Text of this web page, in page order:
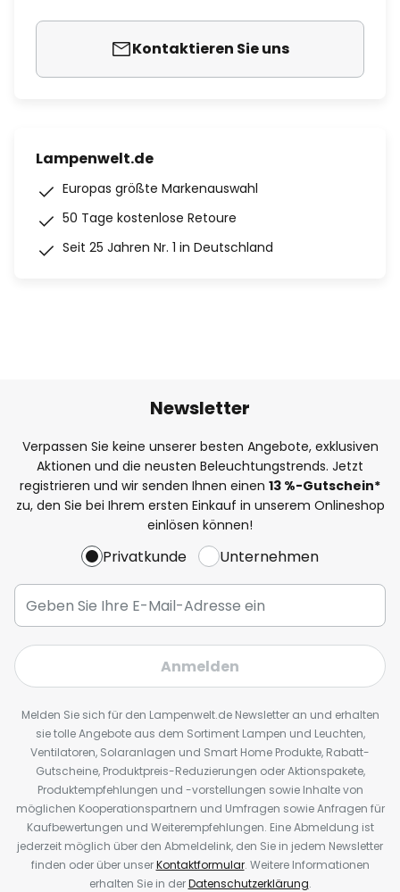
Kontaktieren Sie uns
Lampenwelt.de
Europas größte Markenauswahl
50 Tage kostenlose Retoure
Seit 25 Jahren Nr. 1 in Deutschland
Newsletter
Verpassen Sie keine unserer besten Angebote, exklusiven
Aktionen und die neusten Beleuchtungstrends. Jetzt
registrieren und wir senden Ihnen einen 13 %-Gutschein*
zu, den Sie bei Ihrem ersten Einkauf in unserem Onlineshop
einlösen können!
Privatkunde Unternehmen
Anmelden
Melden Sie sich für den Lampenwelt.de Newsletter an und erhalten
sie tolle Angebote aus dem Sortiment Lampen und Leuchten,
Ventilatoren, Solaranlagen und Smart Home Produkte, Rabatt-
Gutscheine, Produktpreis-Reduzierungen oder Aktionspakete,
Produktempfehlungen und -vorstellungen sowie Inhalte von
möglichen Kooperationspartnern und Umfragen sowie Anfragen für
Kaufbewertungen und Weiterempfehlungen. Eine Abmeldung ist
jederzeit möglich über den Abmeldelink, den Sie in jedem Newsletter
finden oder über unserKontaktformular. Weitere Informationen
erhalten Sie in derDatenschutzerklärung.